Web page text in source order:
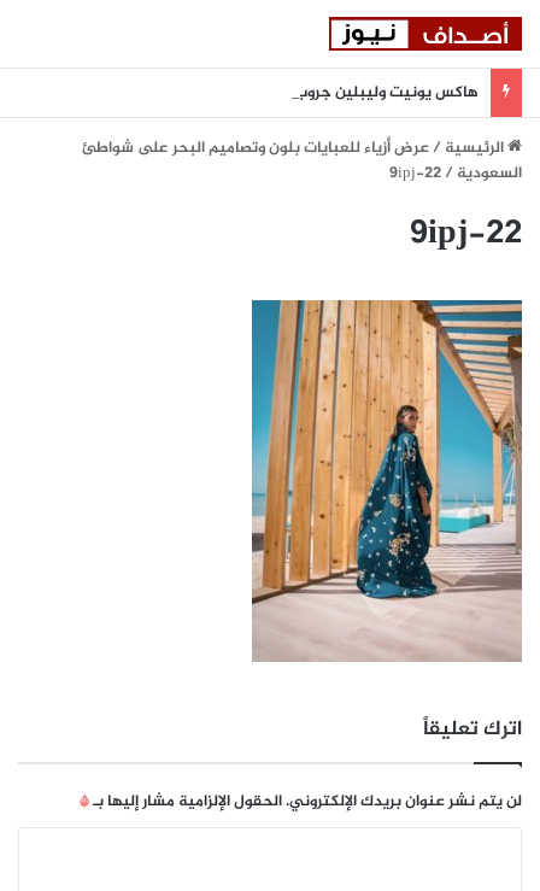
الرئيسية/عرض أزياء للعبايات بلون وتصاميم البحر على شواطئ
السعودية/
9ipj-22
9ipj-22
اترك تعليقاً
لن يتم نشر عنوان بريدك الإلكتروني.الحقول الإلزامية مشار إليها بـ*